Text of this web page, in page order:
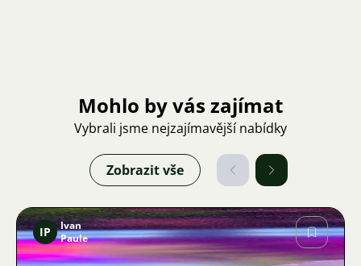
Mohlo by vás zajímat
Vybrali jsme nejzajímavější nabídky
Zobrazit vše
IP
Ivan
Paule